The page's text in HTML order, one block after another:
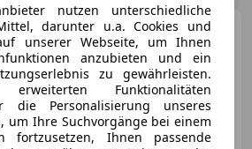
Ford Transit Bus
Minibus
2,0 EcoBlue HD L3H2 410 Trend
Aut.
€ 18 900
nutzen unterschiedliche
darunter u.a. Cookies und
unserer Webseite, um Ihnen
anzubieten und ein
zu gewährleisten.
Funktionalitäten
die Personalisierung unseres
um Ihre Suchvorgänge bei einem
fortzusetzen, Ihnen passende